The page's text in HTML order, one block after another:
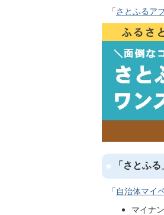
「さとふるア
「さとふ
「自治体マイ
マイナ